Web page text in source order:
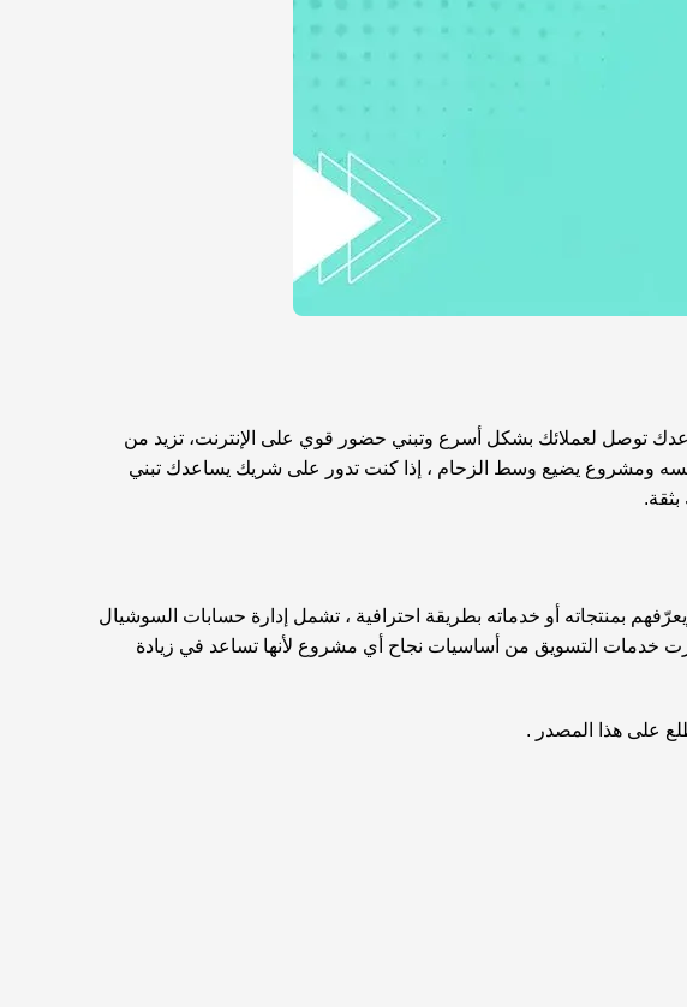
توصل لعملائك بشكل أسرع وتبني حضور قوي على الإنترنت، تزيد من
ومشروع يضيع وسط الزحام ، إذا كنت تدور على شريك يساعدك تبني
بمنتجاته أو خدماته بطريقة احترافية ، تشمل إدارة حسابات السوشيال
خدمات التسويق من أساسيات نجاح أي مشروع لأنها تساعد في زيادة
على هذا المصدر .